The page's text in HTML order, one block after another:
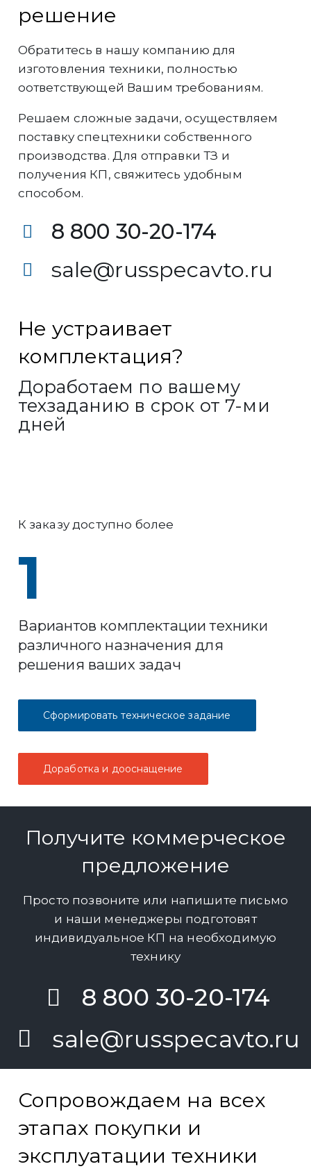
решение
Обратитесь в нашу компанию для
изготовления техники, полностью
оответствующей Вашим требованиям.
Решаем сложные задачи, осуществляем
поставку спецтехники собственного
производства. Для отправки ТЗ и
получения КП, свяжитесь удобным
способом.
8 800 30-20-174
sale@russpecavto.ru
Не устраивает
комплектация?
Доработаем по вашему
техзаданию в срок от 7-ми
дней
К заказу доступно более
1
Вариантов комплектации техники
различного назначения для
решения ваших задач
Сформировать техническое задание
Доработка и дооснащение
Получите коммерческое
предложение
Просто позвоните или напишите письмо
и наши менеджеры подготовят
индивидуальное КП на необходимую
технику
8 800 30-20-174
sale@russpecavto.ru
Сопровождаем на всех
этапах покупки и
эксплуатации техники